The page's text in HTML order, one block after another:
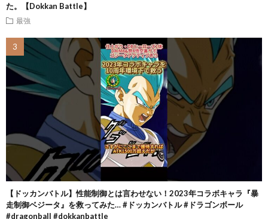
た。【Dokkan Battle】
最強
【ドッカンバトル】性能制御とは言わせない！2023年コラボキャラ『暴
走制御ベジータ』を救ってみた… #ドッカンバトル #ドラゴンボール
#dragonball #dokkanbattle